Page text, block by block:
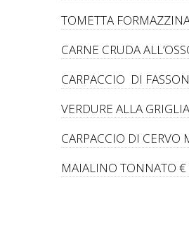
TOMETTA
CARNE CRUDA
CARPACCIO DI
VERDURE ALLA
CARPACCIO DI
MAIALINO TONNATO